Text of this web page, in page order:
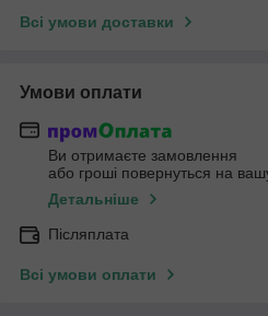
Всі умови доставки
Умови оплати
Ви отримаєте замовлення
або гроші повернуться на
Детальніше
Післяплата
Всі умови оплати